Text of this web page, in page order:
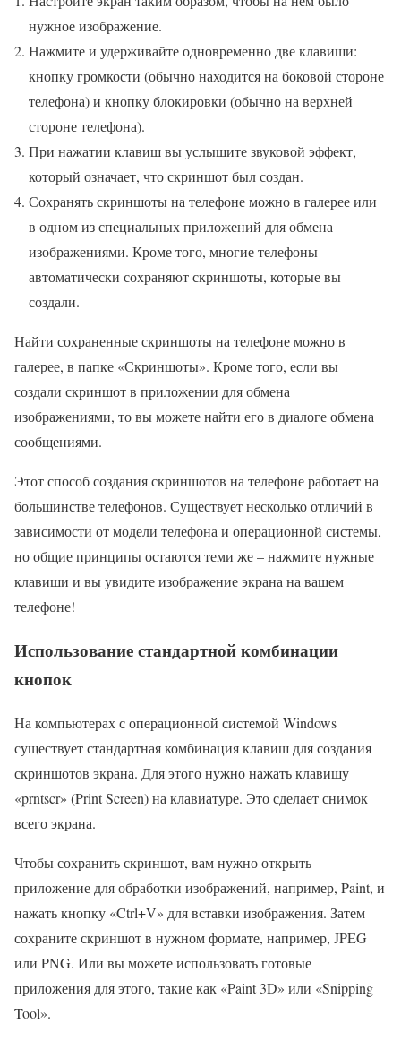
нужное изображение.
Нажмите и удерживайте одновременно две клавиши:
кнопку громкости (обычно находится на боковой стороне
телефона) и кнопку блокировки (обычно на верхней
стороне телефона).
При нажатии клавиш вы услышите звуковой эффект,
который означает, что скриншот был создан.
Сохранять скриншоты на телефоне можно в галерее или
в одном из специальных приложений для обмена
изображениями. Кроме того, многие телефоны
автоматически сохраняют скриншоты, которые вы
создали.
Найти сохраненные скриншоты на телефоне можно в
галерее, в папке «Скриншоты». Кроме того, если вы
создали скриншот в приложении для обмена
изображениями, то вы можете найти его в диалоге обмена
сообщениями.
Этот способ создания скриншотов на телефоне работает на
большинстве телефонов. Существует несколько отличий в
зависимости от модели телефона и операционной системы,
но общие принципы остаются теми же – нажмите нужные
клавиши и вы увидите изображение экрана на вашем
телефоне!
Использование стандартной комбинации
кнопок
На компьютерах с операционной системой Windows
существует стандартная комбинация клавиш для создания
скриншотов экрана. Для этого нужно нажать клавишу
«prntscr» (Print Screen) на клавиатуре. Это сделает снимок
всего экрана.
Чтобы сохранить скриншот, вам нужно открыть
приложение для обработки изображений, например, Paint, и
нажать кнопку «Ctrl+V» для вставки изображения. Затем
сохраните скриншот в нужном формате, например, JPEG
или PNG. Или вы можете использовать готовые
приложения для этого, такие как «Paint 3D» или «Snipping
Tool».